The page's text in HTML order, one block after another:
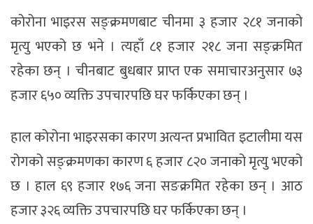
कोरोना भाइरस सङ्क्रमणबाट चीनमा ३ हजार २८१ जनाको
मृत्यु भएको छ भने । त्यहाँ ८१ हजार २१८ जना सङ्क्रमित
रहेका छन् । चीनबाट बुधबार प्राप्त एक समाचारअनुसार ७३
हजार ६५० व्यक्ति उपचारपछि घर फर्किएका छन् ।
हाल कोरोना भाइरसका कारण अत्यन्त प्रभावित इटालीमा यस
रोगको सङ्क्रमणका कारण ६ हजार ८२० जनाको मृत्यु भएको
छ । हाल ६९ हजार १७६ जना सङक्रमित रहेका छन् । आठ
हजार ३२६ व्यक्ति उपचारपछि घर फर्किएका छन् ।